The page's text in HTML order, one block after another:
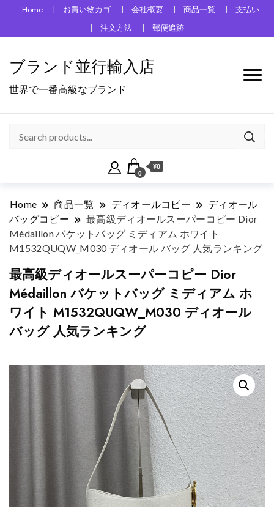
Home お買い物カゴ 会社概要 商品一覧
支払い
注文方法
郵便追跡
ブランド並行輸入店
世界で一番高級なブランド
0
¥0
Home 商品一覧 ディオールコピー
ディオール
バッグコピー
最高級ディオールスーパーコピー Dior
Médaillon バケットバッグ ミディアム ホワイト
M1532QUQW_M030 ディオール バッグ 人気ランキング
最高級ディオールスーパーコピー Dior
Médaillon バケットバッグ ミディアム ホ
ワイト M1532QUQW_M030 ディオール
バッグ 人気ランキング